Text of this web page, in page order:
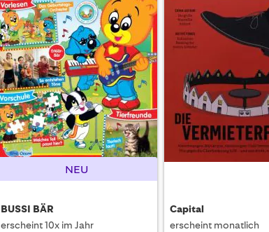
NEU
BUSSI BÄR
erscheint 10x im Jahr
Capital
erscheint monatlich